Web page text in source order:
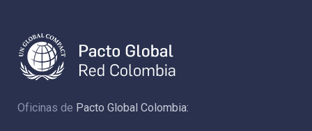
Oficinas de Pacto Global Colombia: